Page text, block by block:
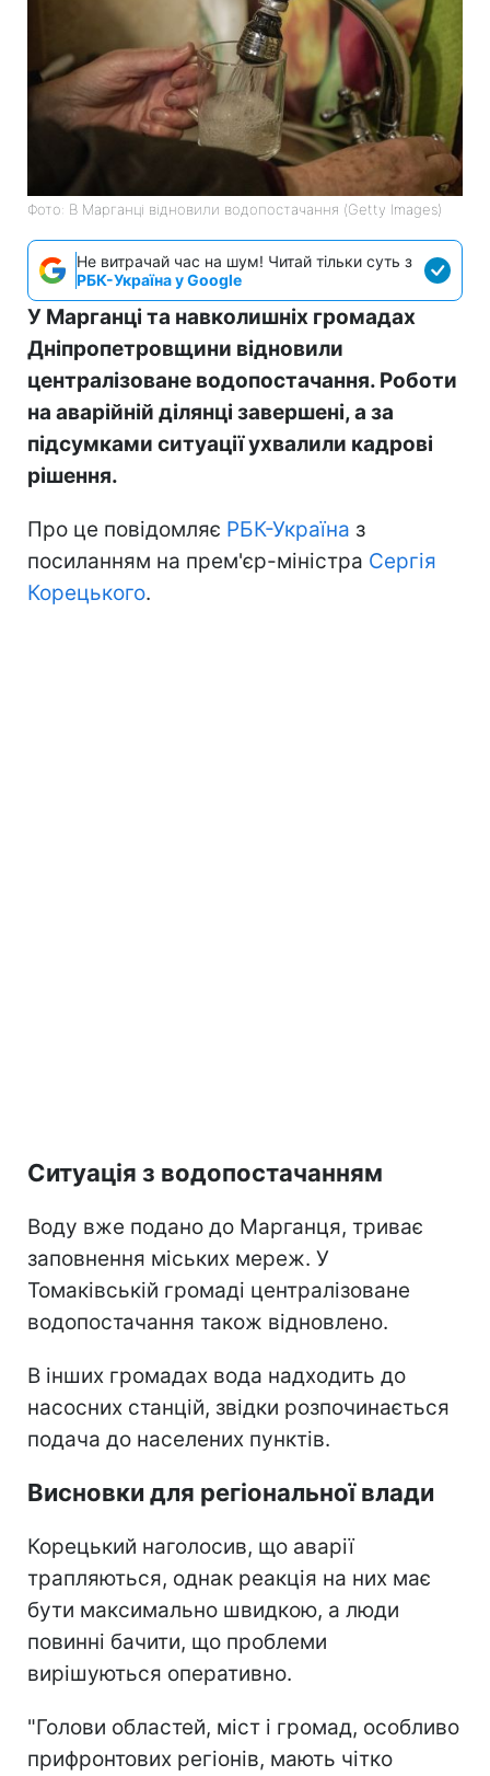
Фото: В Марганці відновили водопостачання (Getty Images)
Не витрачай час на шум! Читай тільки суть з
РБК-Україна у Google
У Марганці та навколишніх громадах
Дніпропетровщини відновили
централізоване водопостачання. Роботи
на аварійній ділянці завершені, а за
підсумками ситуації ухвалили кадрові
рішення.
Про це повідомляє РБК-Україна з
посиланням на прем'єр-міністра Сергія
Корецького.
Ситуація з водопостачанням
Воду вже подано до Марганця, триває
заповнення міських мереж. У
Томаківській громаді централізоване
водопостачання також відновлено.
В інших громадах вода надходить до
насосних станцій, звідки розпочинається
подача до населених пунктів.
Висновки для регіональної влади
Корецький наголосив, що аварії
трапляються, однак реакція на них має
бути максимально швидкою, а люди
повинні бачити, що проблеми
вирішуються оперативно.
"Голови областей, міст і громад, особливо
прифронтових регіонів, мають чітко